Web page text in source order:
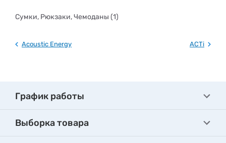
Сумки, Рюкзаки, Чемоданы (1)
Acoustic Energy ACTi
График работы
Выборка товара